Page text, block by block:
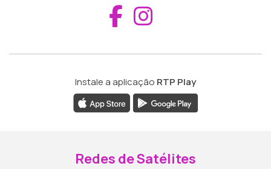
Aceder ao
Instale a aplicação RTP Play
Redes de Satélites